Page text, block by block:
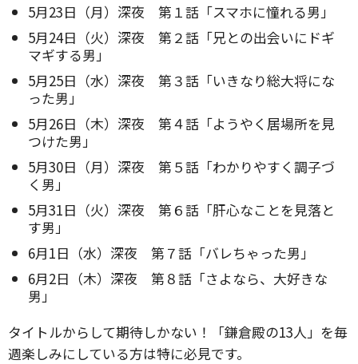
5月23日（月）深夜 第１話「スマホに憧れる男」
5月24日（火）深夜 第２話「兄との出会いにドギ
マギする男」
5月25日（水）深夜 第３話「いきなり総大将にな
った男」
5月26日（木）深夜 第４話「ようやく居場所を見
つけた男」
5月30日（月）深夜 第５話「わかりやすく調子づ
く男」
5月31日（火）深夜 第６話「肝心なことを見落と
す男」
6月1日（水）深夜 第７話「バレちゃった男」
6月2日（木）深夜 第８話「さよなら、大好きな
男」
タイトルからして期待しかない！「鎌倉殿の13人」を毎
週楽しみにしている方は特に必見です。